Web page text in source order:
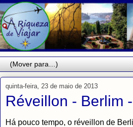
quinta-feira, 23 de maio de 2013
Réveillon - Berlim
Há pouco tempo, o réveillon de